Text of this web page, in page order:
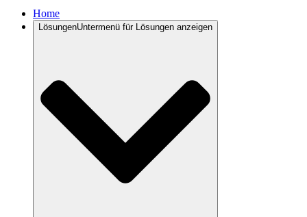
Home
LösungenUntermenü für Lösungen anzeigen